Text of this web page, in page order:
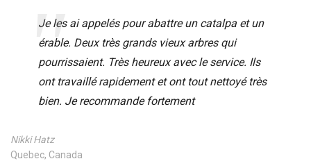
Je les ai appelés pour abattre un catalpa et un
érable. Deux très grands vieux arbres qui
pourrissaient. Très heureux avec le service. Ils
ont travaillé rapidement et ont tout nettoyé très
bien. Je recommande fortement
Nikki Hatz
Quebec, Canada